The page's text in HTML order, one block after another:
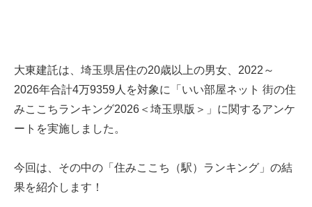
大東建託は、埼玉県居住の20歳以上の男女、2022～
2026年合計4万9359人を対象に「いい部屋ネット 街の住
みここちランキング2026＜埼玉県版＞」に関するアンケ
ートを実施しました。
今回は、その中の「住みここち（駅）ランキング」の結
果を紹介します！